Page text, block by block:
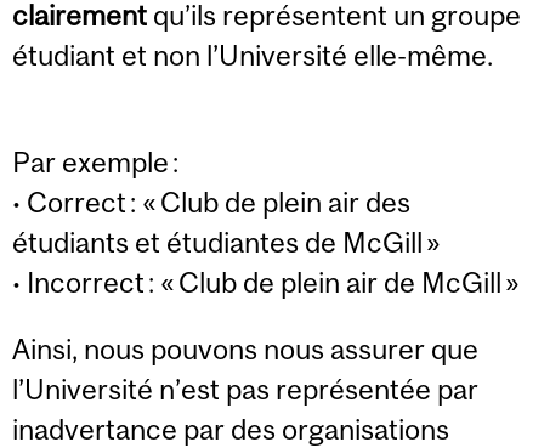
clairement qu’ils représentent un groupe
étudiant et non l’Université elle-même.
Par exemple :
• Correct : « Club de plein air des
étudiants et étudiantes de McGill »
• Incorrect : « Club de plein air de McGill »
Ainsi, nous pouvons nous assurer que
l’Université n’est pas représentée par
inadvertance par des organisations